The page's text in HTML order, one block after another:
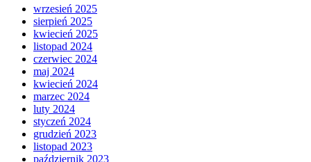
wrzesień 2025
sierpień 2025
kwiecień 2025
listopad 2024
czerwiec 2024
maj 2024
kwiecień 2024
marzec 2024
luty 2024
styczeń 2024
grudzień 2023
listopad 2023
październik 2023